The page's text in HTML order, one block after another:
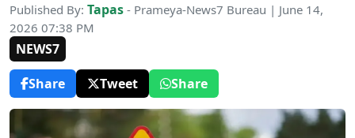
Published By: Tapas - Prameya-News7 Bureau | June 14,
2026 07:38 PM
NEWS7
Share
Tweet Share